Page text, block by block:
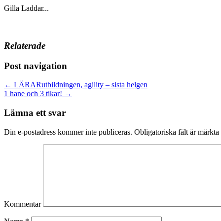
Gilla Laddar...
Relaterade
Post navigation
← LÄRARutbildningen, agility – sista helgen
1 hane och 3 tikar! →
Lämna ett svar
Din e-postadress kommer inte publiceras. Obligatoriska fält är märkta
Kommentar